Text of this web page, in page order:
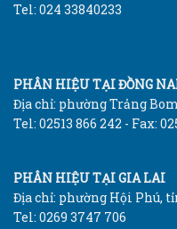
Tel: 024 33840233
PHÂN HIỆU TẠI ĐỒNG
Địa chỉ: phường Trảng
Tel: 02513 866 242 - Fax:
PHÂN HIỆU TẠI GIA LAI
Địa chỉ: phường Hội Phú,
Tel: 0269 3747 706